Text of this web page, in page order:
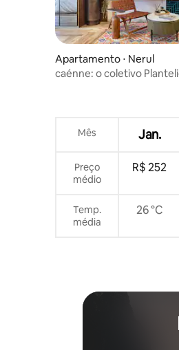
Apartamento ⋅ Nerul
caénne: o coletivo
Mês Jan.
Preço
médio
R$ 252
Temp.
média
26 °C